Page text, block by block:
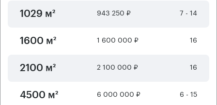
1029 м² 943 250 ₽ 7 - 14
1600 м² 1 600 000 ₽ 16
2100 м² 2 100 000 ₽ 16
4500 м² 6 000 000 ₽ 6 - 15